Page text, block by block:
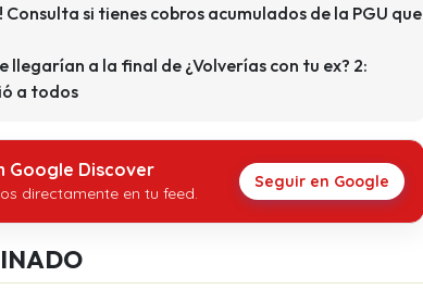
si tienes cobros acumulados de la PGU que
llegarían a la final de ¿Volverías con tu ex? 2:
a todos
Google Discover
directamente en tu feed.
Seguir en Google